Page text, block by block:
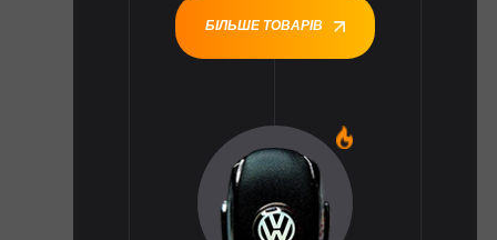
БІЛЬШЕ ТОВАРІВ